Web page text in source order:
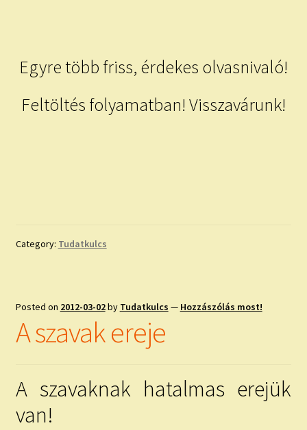
Egyre több friss, érdekes olvasnivaló!
Feltöltés folyamatban! Visszavárunk!
Category: Tudatkulcs
Posted on 2012-03-02by Tudatkulcs — Hozzászólás most!
A szavak ereje
A szavaknak hatalmas erejük
van!